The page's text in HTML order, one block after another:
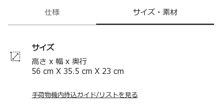
リー自体は本製品に含まれません）も装備。優れた機能
性とデザインが融合された製品です。
「ナイト・ギャラクシー」カラーは、ソフトジャカード
胆かつ未来的な存在感を放ちます。
トゥミとマクラーレンの、機能性の高いハイクラスなプ
ロダクトにおける共通の価値観を具現化したこのカプセ
ルコレクションは、マクラーレンの洗練された精悍なス
た、スタイルで構成されています。
＊モバイルバッテリーを本体に入れたままですと、お手
仕様 サイズ・素材
サイズ
高さ x 幅 x 奥行
56 cm X 35.5 cm X 23 cm
手荷物機内持込ガイド/リストを見る